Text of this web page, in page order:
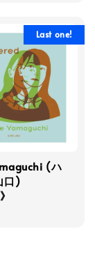
Last one!
(ハ
口)